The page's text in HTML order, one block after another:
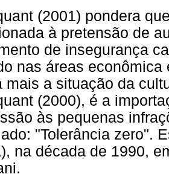
(2001) pondera
à pretensão de
de insegurança
nas áreas
mais a situação da
(2000), é a
às pequenas
"Tolerância zero".
na década de 1990,